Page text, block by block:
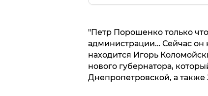
"Петр Порошенко только
администрации… Сейчас он
находится Игорь
нового губернатора,
Днепропетровской, а также